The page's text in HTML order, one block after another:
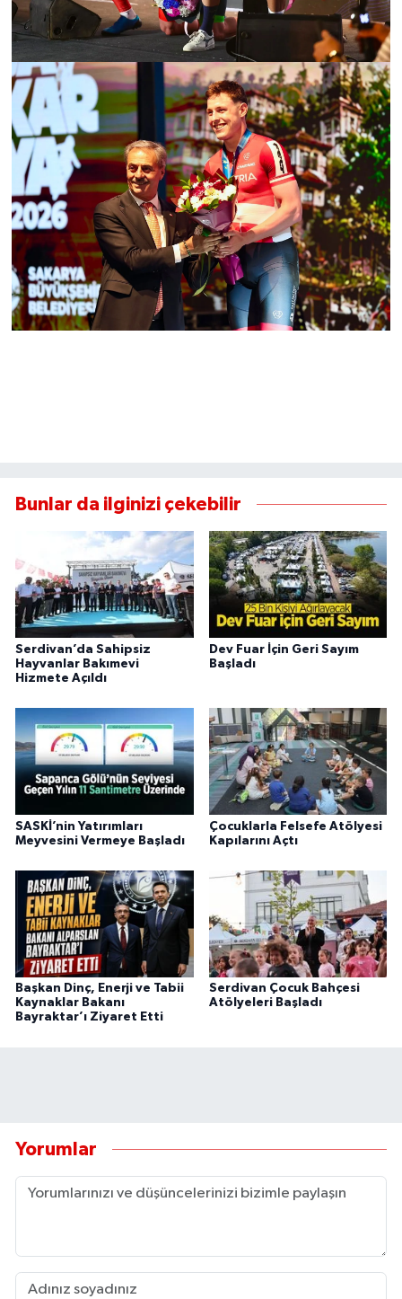
Bunlar da ilginizi çekebilir
Serdivan’da Sahipsiz
Hayvanlar Bakımevi
Hizmete Açıldı
Dev Fuar İçin Geri Sayım
Başladı
SASKİ’nin Yatırımları
Meyvesini Vermeye Başladı
Çocuklarla Felsefe Atölyesi
Kapılarını Açtı
Başkan Dinç, Enerji ve Tabii
Kaynaklar Bakanı
Bayraktar’ı Ziyaret Etti
Serdivan Çocuk Bahçesi
Atölyeleri Başladı
Yorumlar